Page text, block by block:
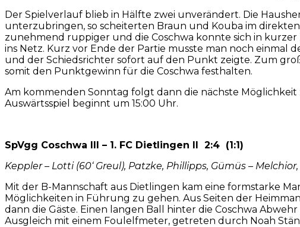
Der Spielverlauf blieb in Hälfte zwei unverändert. Die
unterzubringen, so scheiterten Braun und Kouba im
zunehmend ruppiger und die Coschwa konnte sich in
ins Netz. Kurz vor Ende der Partie musste man noch einmal
und der Schiedsrichter sofort auf den Punkt zeigte. Zum
somit den Punktgewinn für die Coschwa festhalten.
Am kommenden Sonntag folgt dann die nächste
Auswärtsspiel beginnt um 15:00 Uhr.
SpVgg Coschwa III – 1. FC Dietlingen II 2:4 (1:1)
Keppler – Lotti (60‘ Greul), Patzke, Phillipps, Gümüs –
Mit der B-Mannschaft aus Dietlingen kam eine formstarke
Möglichkeiten in Führung zu gehen. Aus Seiten der
dann die Gäste. Einen langen Ball hinter die Coschwa
Ausgleich mit einem Foulelfmeter, getreten durch Noah